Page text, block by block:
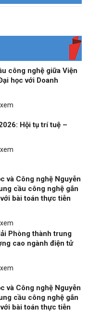
công nghệ giữa Viện
học với Doanh
Hội tụ trí tuệ –
và Công nghệ Nguyễn
cầu công nghệ gắn
bài toán thực tiễn
Phòng thành trung
cao ngành điện tử
và Công nghệ Nguyễn
cầu công nghệ gắn
bài toán thực tiễn